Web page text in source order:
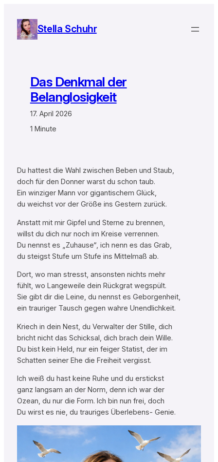
Inhalt
springen
Stella Schuhr
Das Denkmal der
Belanglosigkeit
17. April 2026
1 Minute
Du hattest die Wahl zwischen Beben und Staub,
doch für den Donner warst du schon taub.
Ein winziger Mann vor gigantischem Glück,
du weichst vor der Größe ins Gestern zurück.
Anstatt mit mir Gipfel und Sterne zu brennen,
willst du dich nur noch im Kreise verrennen.
Du nennst es „Zuhause“, ich nenn es das Grab,
du steigst Stufe um Stufe ins Mittelmaß ab.
Dort, wo man stresst, ansonsten nichts mehr
fühlt, wo Langeweile dein Rückgrat wegspült.
Sie gibt dir die Leine, du nennst es Geborgenheit,
ein trauriger Tausch gegen wahre Unendlichkeit.
Kriech in dein Nest, du Verwalter der Stille, dich
bricht nicht das Schicksal, dich brach dein Wille.
Du bist kein Held, nur ein feiger Statist, der im
Schatten seiner Ehe die Freiheit vergisst.
Ich weiß du hast keine Ruhe und du erstickst
ganz langsam an der Norm, denn ich war der
Ozean, du nur die Form. Ich bin nun frei, doch
Du wirst es nie, du trauriges Überlebens- Genie.